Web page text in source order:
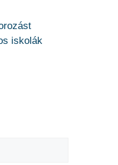
iskolák